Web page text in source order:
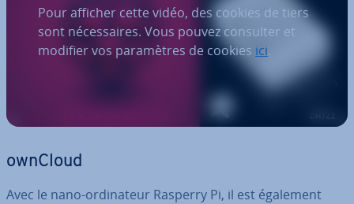
Pour afficher cette vidéo, des cookies de tiers
sont nécessaires. Vous pouvez consulter et
modifier vos paramètres de cookies ici.
ownCloud
Avec le nano-or­di­na­teur Rasperry Pi, il est également